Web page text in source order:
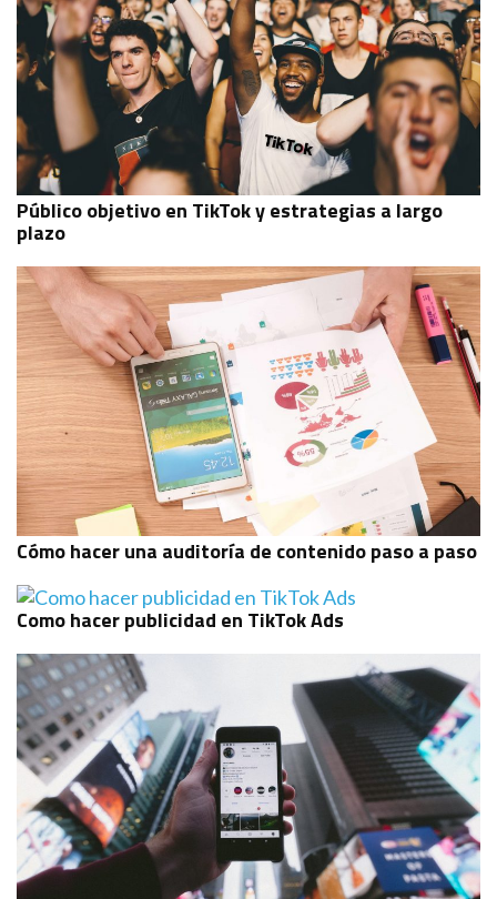
Público objetivo en TikTok y estrategias a largo
plazo
Cómo hacer una auditoría de contenido paso a paso
Como hacer publicidad en TikTok Ads